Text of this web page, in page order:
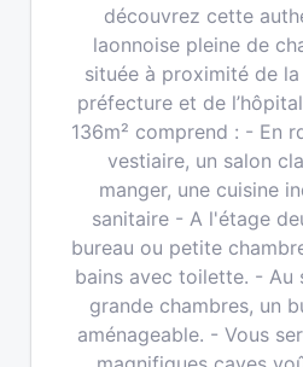
découvrez cette
laonnoise pleine de
située à proximité de
préfecture et de
136m² comprend : - En
vestiaire, un salon
manger, une cuisine
sanitaire - A l'étage
bureau ou petite
bains avec toilette. - Au
grande chambres, un
aménageable. - Vous